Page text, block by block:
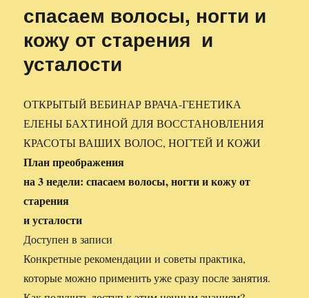
спасаем волосы, ногти и
кожу от старения и
усталости
ОТКРЫТЫЙ ВЕБИНАР ВРАЧА-ГЕНЕТИКА
ЕЛЕНЫ БАХТИНОЙ ДЛЯ ВОССТАНОВЛЕНИЯ
КРАСОТЫ ВАШИХ ВОЛОС, НОГТЕЙ И КОЖИ
План преображения
на 3 недели: спасаем волосы, ногти и кожу от
старения
и усталости
Доступен в записи
Конкретные рекомендации и советы практика,
которые можно применить уже сразу после занятия.